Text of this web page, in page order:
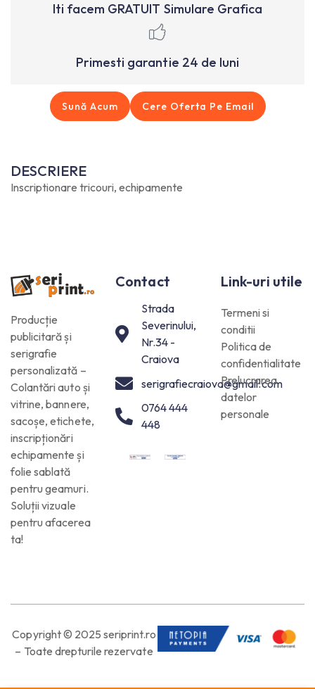
Iti facem GRATUIT Simulare Grafica
Primesti garantie 24 de luni
Sună Acum Cere Oferta Pe Email
DESCRIERE
Inscriptionare tricouri, echipamente
Producție
publicitară și
serigrafie
personalizată –
Colantări auto și
vitrine, bannere,
sacoșe, etichete,
inscripționări
echipamente și
folie sablată
pentru geamuri.
Soluții vizuale
pentru afacerea
ta!
Contact
Strada
Severinului,
Nr.34 -
Craiova
serigrafiecraiova@gmail.com
0764 444
448
Link-uri utile
Termeni si
conditii
Politica de
confidentialitate
Prelucrarea
datelor
personale
Copyright © 2025 seriprint.ro
– Toate drepturile rezervate